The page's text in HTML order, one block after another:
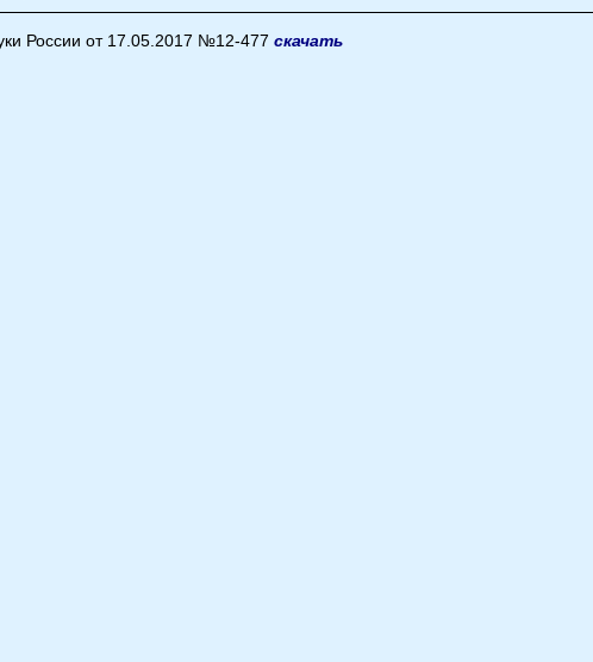
России от 17.05.2017 №12-477скачать